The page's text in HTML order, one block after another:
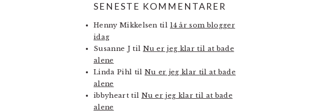
SENESTE KOMMENTARER
Henny Mikkelsen til 14 år som blogger
idag
Susanne Jtil Nu er jeg klar til at bade
alene
Linda Pihl til Nu er jeg klar til at bade
alene
ibbyhearttil Nu er jeg klar til at bade
alene